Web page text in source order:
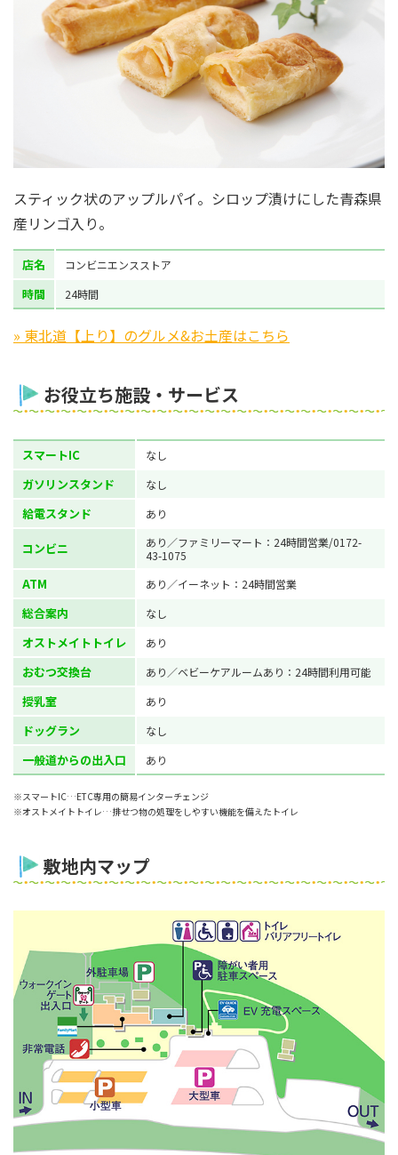
スティック状のアップルパイ。シロップ漬けにした青森県
産リンゴ入り。
店名 コンビニエンスストア
時間 24時間
» 東北道【上り】のグルメ&お土産はこちら
お役立ち施設・サービス
スマートIC なし
ガソリンスタンド なし
給電スタンド あり
コンビニ
あり／ファミリーマート：24時間営業/0172-
43-1075
ATM あり／イーネット：24時間営業
総合案内 なし
オストメイトトイレ あり
おむつ交換台 あり／ベビーケアルームあり：24時間利用可能
授乳室 あり
ドッグラン なし
一般道からの出入口 あり
※スマートIC…ETC専用の簡易インターチェンジ
※オストメイトトイレ…排せつ物の処理をしやすい機能を備えたトイレ
敷地内マップ